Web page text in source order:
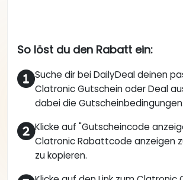
So löst du den Rabatt ein:
Suche dir bei DailyDeal deinen
Clatronic Gutschein oder Deal
dabei die Gutscheinbedingungen.
Klicke auf "Gutscheincode
Clatronic Rabattcode anzeigen
zu kopieren.